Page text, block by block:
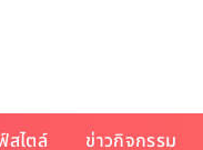
สไตล์ ข่าวกิจกรรม